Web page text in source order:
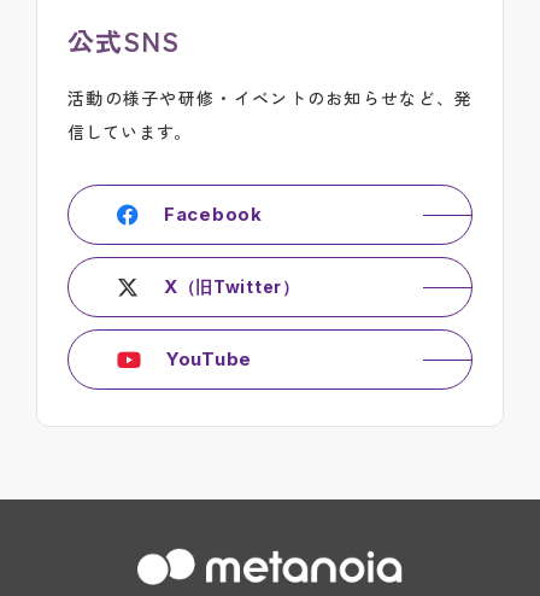
公式SNS
活動の様子や研修・イベントのお知らせなど、発
信しています。
Facebook
X （旧Twitter）
YouTube